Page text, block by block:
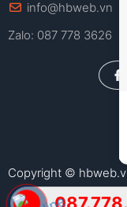
info@hbweb.vn
Zalo: 087 778 3626
Copyright ©